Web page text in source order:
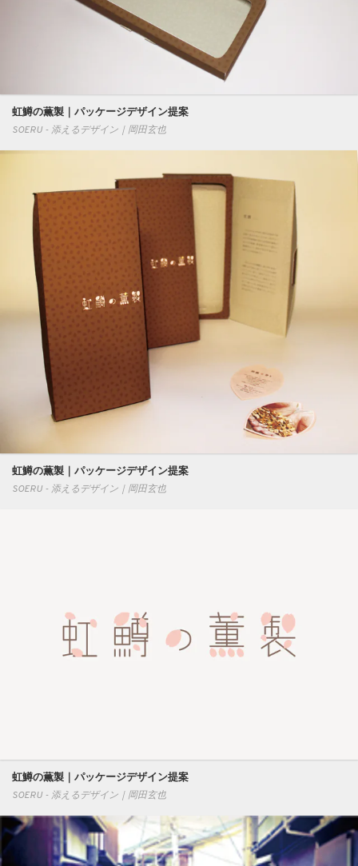
虹鱒の薫製｜パッケージデザイン提案
SOERU - 添えるデザイン｜岡田玄也
虹鱒の薫製｜パッケージデザイン提案
SOERU - 添えるデザイン｜岡田玄也
虹鱒の薫製｜パッケージデザイン提案
SOERU - 添えるデザイン｜岡田玄也